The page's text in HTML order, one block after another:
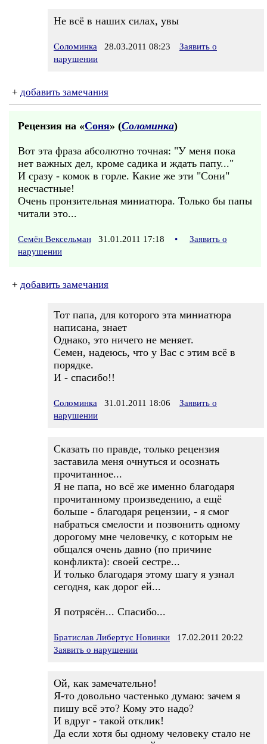
Не всё в наших силах, увы
Соломинка 28.03.2011 08:23
Заявить о
нарушении
+ добавить замечания
Рецензия на «Соня» (Соломинка)
Вот эта фраза абсолютно точная: "У меня пока
нет важных дел, кроме садика и ждать папу..."
И сразу - комок в горле. Какие же эти "Сони"
несчастные!
Очень пронзительная миниатюра. Только бы папы
читали это...
Семён Вексельман 31.01.2011 17:18 •
Заявить о
нарушении
+ добавить замечания
Тот папа, для которого эта миниатюра
написана, знает
Однако, это ничего не меняет.
Семен, надеюсь, что у Вас с этим всё в
порядке.
И - спасибо!!
Соломинка 31.01.2011 18:06
Заявить о
нарушении
Сказать по правде, только рецензия
заставила меня очнуться и осознать
прочитанное...
Я не папа, но всё же именно благодаря
прочитанному произведению, а ещё
больше - благодаря рецензии, - я смог
набраться смелости и позвонить одному
дорогому мне человечку, с которым не
общался очень давно (по причине
конфликта): своей сестре...
И только благодаря этому шагу я узнал
сегодня, как дорог ей...
Я потрясён... Спасибо...
Братислав Либертус Новинки 17.02.2011 20:22
Заявить о нарушении
Ой, как замечательно!
Я-то довольно частенько думаю: зачем я
пишу всё это? Кому это надо?
И вдруг - такой отклик!
Да если хотя бы одному человеку стало не